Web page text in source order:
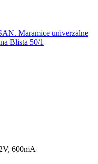
Maramice univerzalne
Blista 50/1
600mA